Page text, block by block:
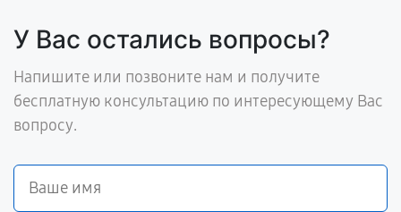
У Вас остались вопросы?
Напишите или позвоните нам и получите
бесплатную консультацию по интересующему Вас
вопросу.